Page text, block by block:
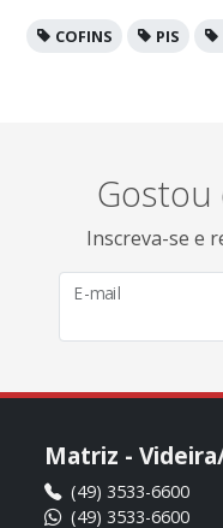
COFINS PIS
Inscreva-se e
E-mail
Matriz -
(49) 3533-6600
(49) 3533-6600